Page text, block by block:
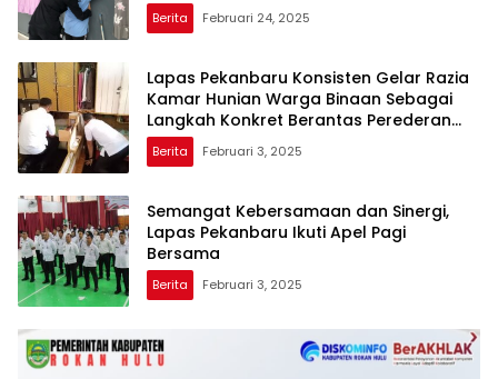
Berita Februari 24, 2025
Lapas Pekanbaru Konsisten Gelar Razia
Kamar Hunian Warga Binaan Sebagai
Langkah Konkret Berantas Perederan
Narkoba dan Modus Penipuan
Berita Februari 3, 2025
Semangat Kebersamaan dan Sinergi,
Lapas Pekanbaru Ikuti Apel Pagi
Bersama
Berita Februari 3, 2025